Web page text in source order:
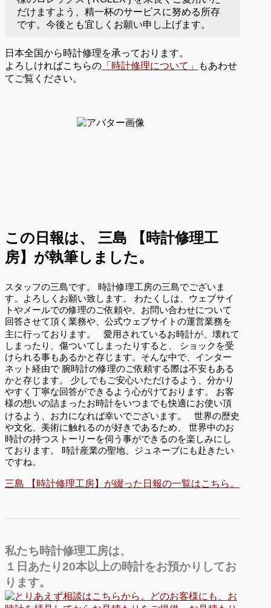
だけますよう、精一杯のサービスに努める所存
です。今後とも宜しくお願い申し上げます。
日本全国から時計修理を承っております。
よろしければこちらの 「時計修理について」
もあわせ
てご覧ください。
この日報は、
三島 【時計修理工
房】が執筆しました。
スタッフの三島です。 時計修理工房の三島でございま
す。よろしくお願い致します。 わたくしは、ウェブサイ
トやメールでの修理のご依頼や、お問い合わせについて
回答させて頂く業務や、公式ウェブサイトの運営業務を
主に行っております。 愛用されているお時計が、壊れて
しまったり、傷ついてしまったりすると、 ショックを受
けられる事もあるかと存じます。そんな中で、インター
ネット経由で 腕時計の修理のご依頼する際は不安もある
かと存じます。 少しでもご安心いただけるよう、分かり
やすく丁寧な回答ができるよう心がけております。 お客
様の想いの詰まったお時計をいつまでも快適にお使い頂
けるよう、お力になれば幸いでございます。 世界の歴史
や文化、美術に触れるのが好きであるため、 世界中のお
時計の持つストーリーを伺う事ができるのを楽しみにし
ております。 時計産業の聖地、ジュネーブにも赴きたい
ですね。
三島 【時計修理工房】が綴った日報の一覧はこちら。
私たち時計修理工房は、
１日あたり20本以上の時計をお預かりしてお
ります。